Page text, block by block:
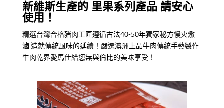
新維斯生產的 里果系列產品 請安心
使用！
精選台灣合格豬肉工匠遵循古法40-50年獨家秘方慢火燉
滷 造就傳統風味的延續！嚴選澳洲上品牛肉傳統手藝製作
牛肉乾界愛馬仕給您無與倫比的美味享受！